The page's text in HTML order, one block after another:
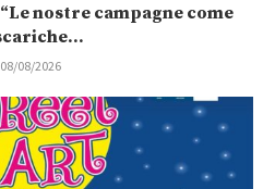
nostre campagne come
08/08/2026